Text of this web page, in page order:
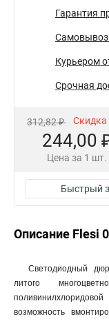
Гарантия
Курьером
Срочная
312,82 ₽ Скидка
244,00
Цена за 1 шт.
Быстрый
Описание Flesi
Светодиодный
литого
возможность